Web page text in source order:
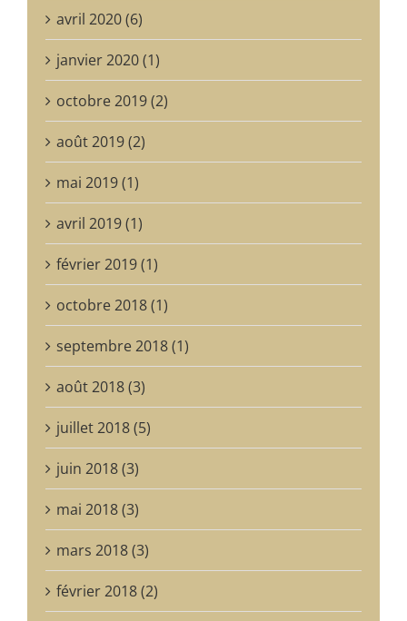
avril 2020 (6)
janvier 2020 (1)
octobre 2019 (2)
août 2019 (2)
mai 2019 (1)
avril 2019 (1)
février 2019 (1)
octobre 2018 (1)
septembre 2018 (1)
août 2018 (3)
juillet 2018 (5)
juin 2018 (3)
mai 2018 (3)
mars 2018 (3)
février 2018 (2)